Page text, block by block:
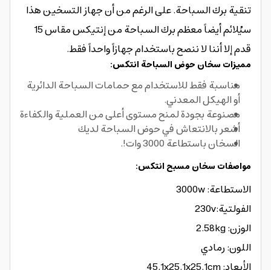
تنقية برك السباحة. على الرغم من أن جهاز التسخين هذا
سيُلائم أيضاً معظم برك السباحة من إنتيكس مقاس 15
قدم إلا أننا لا ننصح باستخدام جهازاً واحداً فقط.
مميزات سخان حوض السباحة انتكس:
مناسبة فقط للاستخدام مع حمامات السباحة الدائرية
أو الهيكل المعدني.
مصنوعة بجودة لمنح مستوى أعلى من العملية والكفاءة
أشعر بالانتعاش في حوض السباحة لديك
السخان باستطاعة 3000 وات!.
مواصفات سخان مسبح انتكس:
الاستطاعة: 3000w
الفولتية:230v
الوزن: 2.58kg
اللون: رمادي